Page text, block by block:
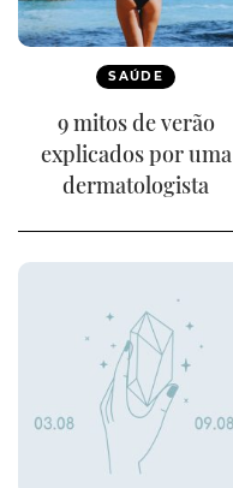
SAÚDE
9 mitos de verão
explicados por uma
dermatologista